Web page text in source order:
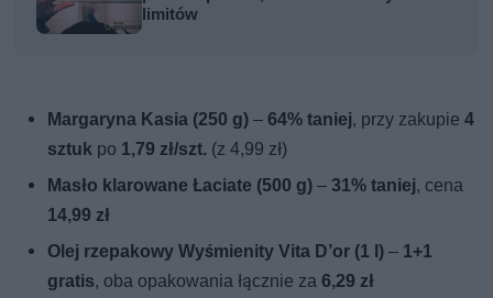
limitów
Margaryna Kasia (250 g) –64% taniej, przy zakupie4
sztuk po 1,79 zł/szt. (z 4,99 zł)
Masło klarowane Łaciate (500 g) –31% taniej, cena
14,99 zł
Olej rzepakowy Wyśmienity Vita D’or (1 l) – 1+1
gratis, oba opakowania łącznie za6,29 zł